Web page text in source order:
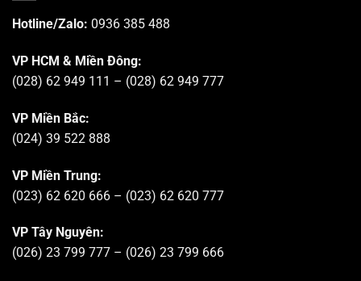
Hotline/Zalo: 0936 385 488
VP HCM & Miền Đông:
(028) 62 949 111 – (028) 62 949 777
VP Miền Bắc:
(024) 39 522 888
VP Miền Trung:
(023) 62 620 666 – (023) 62 620 777
VP Tây Nguyên:
(026) 23 799 777 – (026) 23 799 666